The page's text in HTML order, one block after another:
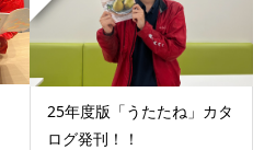
25年度版「うたたね」カタ
ログ発刊！！